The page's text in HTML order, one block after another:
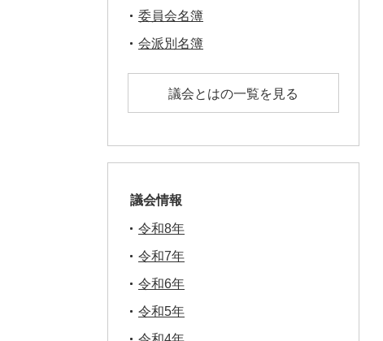
委員会名簿
会派別名簿
議会とはの一覧を見る
議会情報
令和8年
令和7年
令和6年
令和5年